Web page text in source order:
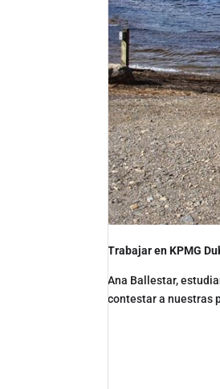
Trabajar en KPMG
Ana Ballestar,
contestar a nuestras